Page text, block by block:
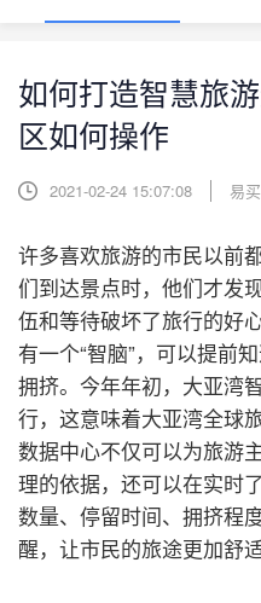
如何打造智慧旅
区如何操作
2021-02-24 15:07:08 易
许多喜欢旅游的市民以前
们到达景点时，他们才发
伍和等待破坏了旅行的好
有一个“智脑”，可以提前
拥挤。今年年初，大亚湾
行，这意味着大亚湾全球
数据中心不仅可以为旅游
理的依据，还可以在实时
数量、停留时间、拥挤程
醒，让市民的旅途更加舒适